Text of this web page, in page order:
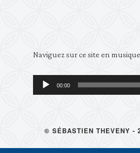
Naviguez sur ce site en
00:00
© SÉBASTIEN THEVENY -